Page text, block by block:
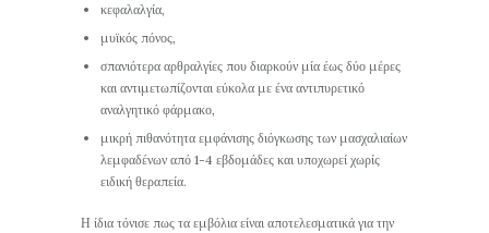
κεφαλαλγία,
μυϊκός πόνος,
σπανιότερα αρθραλγίες που διαρκούν μία έως δύο μέρες
και αντιμετωπίζονται εύκολα με ένα αντιπυρετικό
αναλγητικό φάρμακο,
μικρή πιθανότητα εμφάνισης διόγκωσης των μασχαλιαίων
λεμφαδένων από 1-4 εβδομάδες και υποχωρεί χωρίς
ειδική θεραπεία.
Η ίδια τόνισε πως τα εμβόλια είναι αποτελεσματικά για την